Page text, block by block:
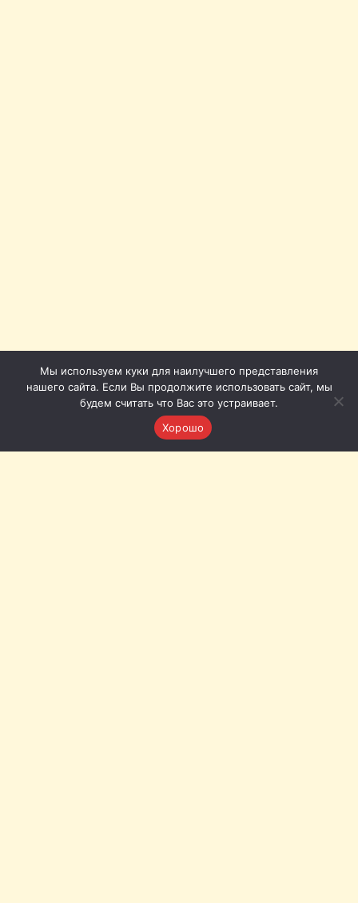
Мы используем куки для наилучшего представления
нашего сайта. Если Вы продолжите использовать сайт, мы
будем считать что Вас это устраивает.
Хорошо